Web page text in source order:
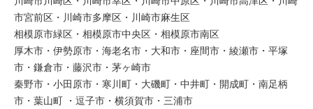
市宮前区・川崎市多摩区・川崎市麻生区
相模原市緑区・相模原市中央区・相模原市南区
厚木市・伊勢原市・海老名市・大和市・座間市・綾瀬市・平塚
市・鎌倉市・藤沢市・茅ヶ崎市
秦野市・小田原市・寒川町・大磯町・中井町・開成町・南足柄
市・葉山町 ・逗子市・横須賀市・三浦市